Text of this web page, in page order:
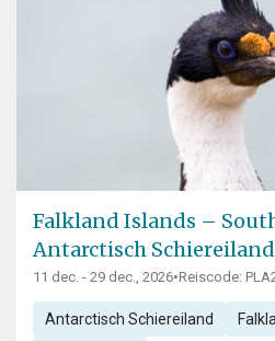
Falkland Islands –
Antarctisch Schiereiland
11 dec. - 29 dec., 2026•Reiscode:
Antarctisch Schiereiland